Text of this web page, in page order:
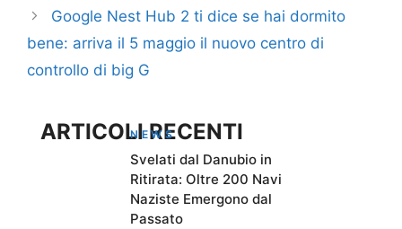
Google Nest Hub 2 ti dice se hai dormito
bene: arriva il 5 maggio il nuovo centro di
controllo di big G
ARTICOLI RECENTI
NEWS
Svelati dal Danubio in
Ritirata: Oltre 200 Navi
Naziste Emergono dal
Passato